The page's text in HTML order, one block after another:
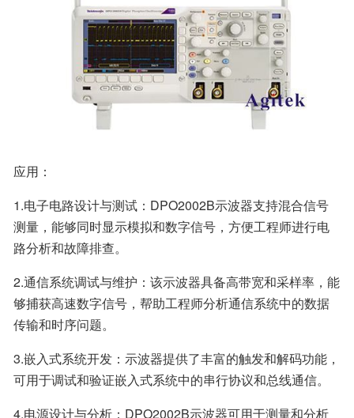
应用：
1.电子电路设计与测试：DPO2002B示波器支持混合信号
测量，能够同时显示模拟和数字信号，方便工程师进行电
路分析和故障排查。
2.通信系统调试与维护：该示波器具备高带宽和采样率，能
够捕获高速数字信号，帮助工程师分析通信系统中的数据
传输和时序问题。
3.嵌入式系统开发：示波器提供了丰富的触发和解码功能，
可用于调试和验证嵌入式系统中的串行协议和总线通信。
4.电源设计与分析：DPO2002B示波器可用于测量和分析